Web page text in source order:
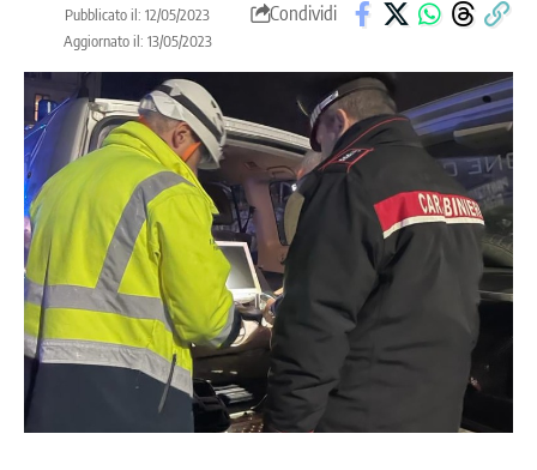
Pubblicato il: 12/05/2023
Aggiornato il: 13/05/2023
Condividi